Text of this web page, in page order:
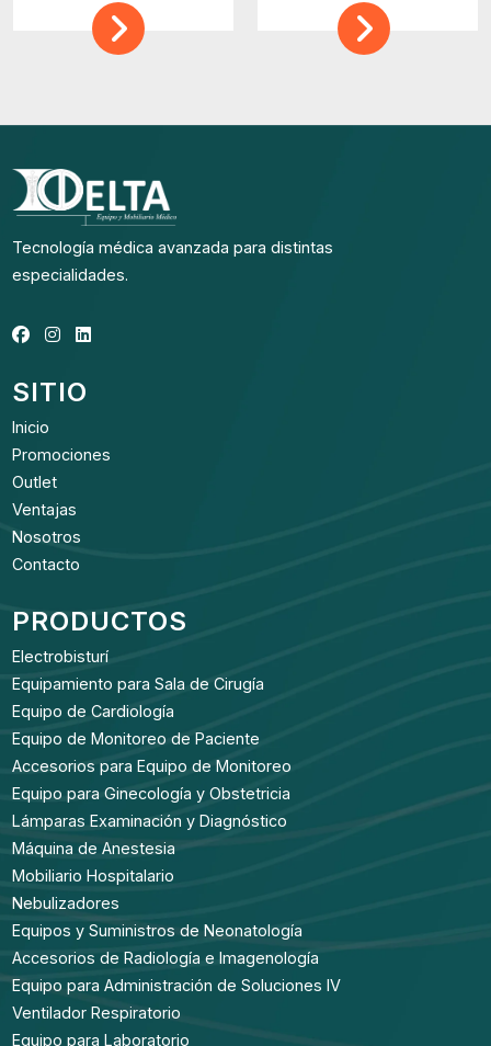
Tecnología médica avanzada para distintas
especialidades.
SITIO
Inicio
Promociones
Outlet
Ventajas
Nosotros
Contacto
PRODUCTOS
Electrobisturí
Equipamiento para Sala de Cirugía
Equipo de Cardiología
Equipo de Monitoreo de Paciente
Accesorios para Equipo de Monitoreo
Equipo para Ginecología y Obstetricia
Lámparas Examinación y Diagnóstico
Máquina de Anestesia
Mobiliario Hospitalario
Nebulizadores
Equipos y Suministros de Neonatología
Accesorios de Radiología e Imagenología
Equipo para Administración de Soluciones IV
Ventilador Respiratorio
Equipo para Laboratorio